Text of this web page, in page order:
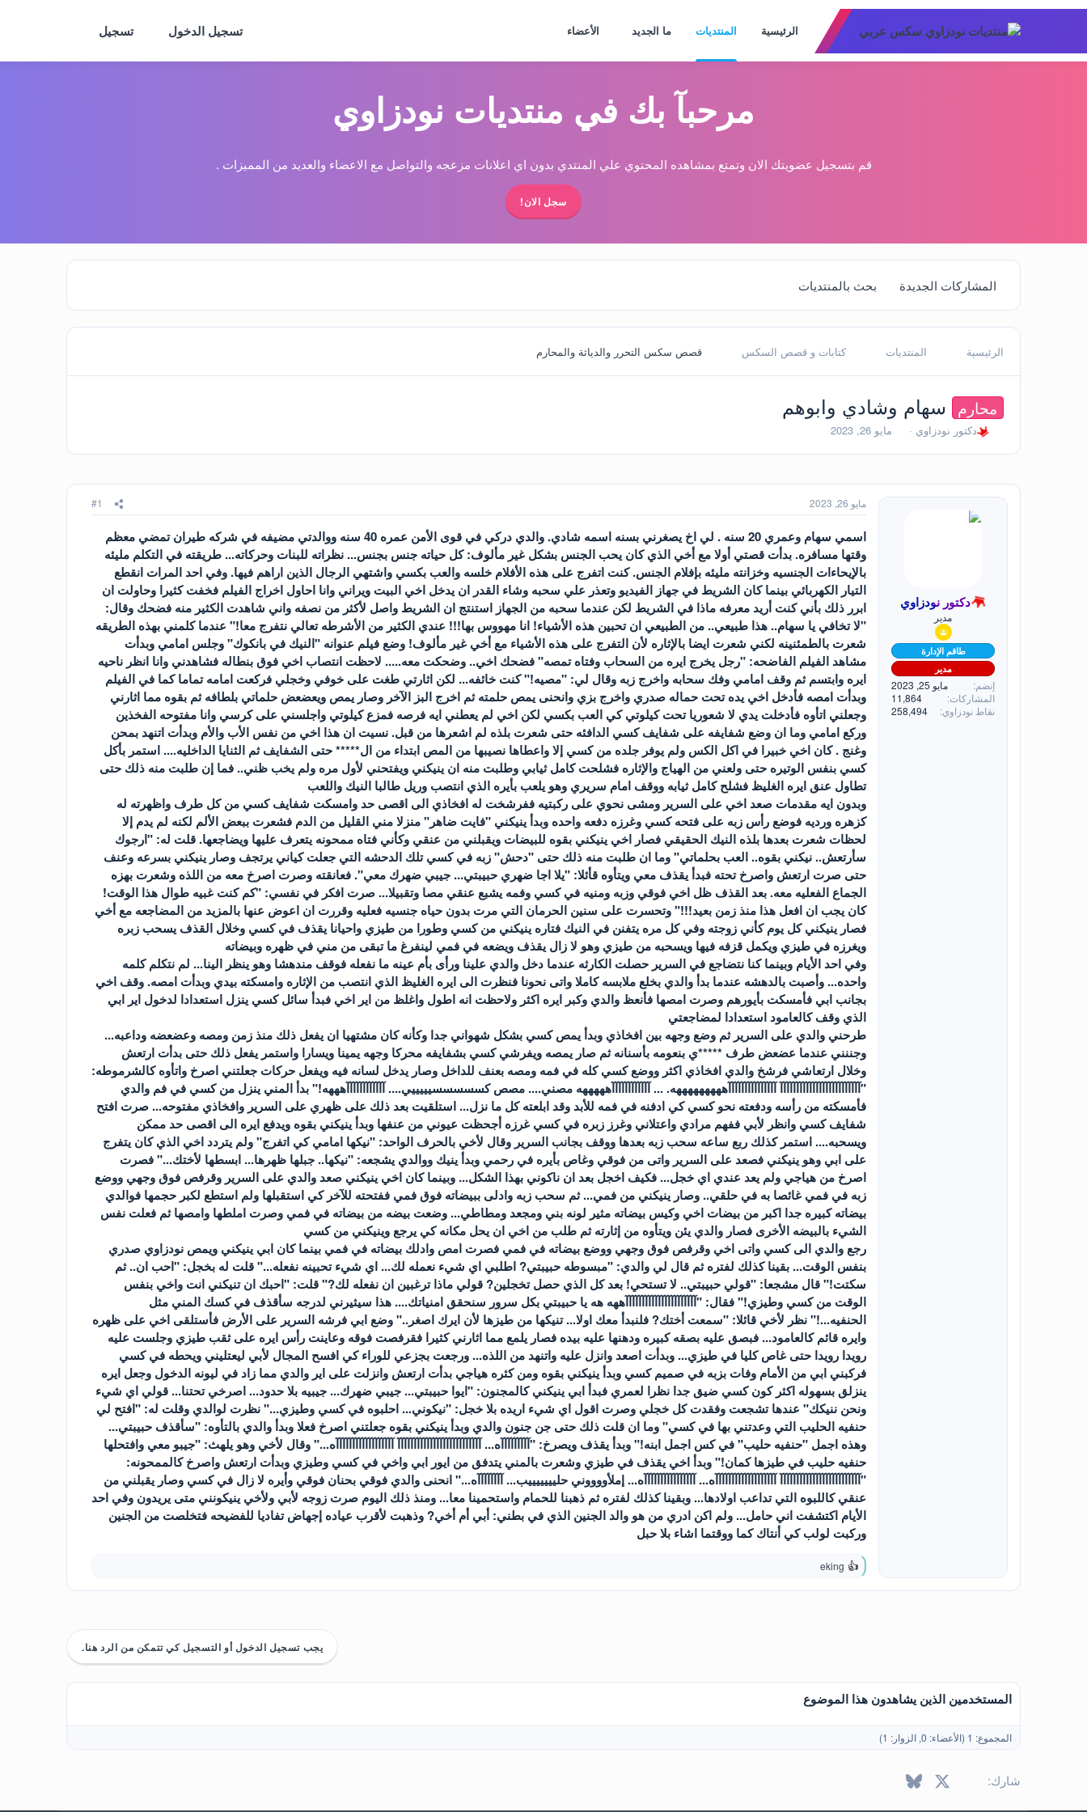
الرئيسية المنتديات ما الجديد الأعضاء تسجيل الدخول تسجيل
مرحبآ بك في منتديات نودزاوي
قم بتسجيل عضويتك الان وتمتع بمشاهده المحتوي علي المنتدي بدون اي اعلانات مزعجه والتواصل مع الاعضاء والعديد من المميزات .
سجل الان!
المشاركات الجديدة بحث بالمنتديات
الرئيسية المنتديات كتابات و قصص السكس قصص سكس التحرر والدياثة والمحارم
محارم سهام وشادي وابوهم
ب
د
ا
ل
دكتور نودزاوي
ت
ر
خ
ا
مايو 26, 2023
دكتور نودزاوي
مدير
طاقم الإدارة
مدير
إنضم
مايو 25, 2023
المشاركات
11,864
نقاط نودزاوي
258,494
مايو 26, 2023 #1
اسمي سهام وعمري 20 سنه . لي اخ يصغرني بسنه اسمه شادي. والدي دركي في قوى الأمن عمره 40 سنه ووالدتي مضيفه في شركه طيران تمضي معظم
وقتها مسافره. بدأت قصتي أولا مع أخي الذي كان يحب الجنس بشكل غير مألوف: كل حياته جنس بجنس... نظراته للبنات وحركاته... طريقته في التكلم مليئه
بالإيحاءات الجنسيه وخزانته مليئه بإفلام الجنس. كنت اتفرج على هذه الأفلام خلسه والعب بكسي واشتهي الرجال الذين اراهم فيها. وفي احد المرات انقطع
التيار الكهربائي بينما كان الشريط في جهاز الفيديو وتعذر علي سحبه وشاء القدر ان يدخل اخي البيت ويراني وانا احاول اخراج الفيلم فخفت كثيرا وحاولت ان
ابرر ذلك بأني كنت أريد معرفه ماذا في الشريط لكن عندما سحبه من الجهاز استنتج ان الشريط واصل لأكثر من نصفه واني شاهدت الكثير منه فضحك وقال:
"لا تخافي يا سهام.. هذا طبيعي.. من الطبيعي ان تحبين هذه الأشياء! انا مهووس بها!!! عندي الكثير من الأشرطه تعالي نتفرج معا!" عندما كلمني بهذه الطريقه
شعرت بالطمئنينه لكني شعرت ايضا بالإثاره لأن التفرج على هذه الأشياء مع أخي غير مألوف! وضع فيلم عنوانه "النيك في بانكوك" وجلس امامي وبدأت
مشاهد الفيلم الفاضحه: "رجل يخرج ايره من السحاب وفتاه تمصه" فضحك اخي.. وضحكت معه..... لاحظت انتصاب اخي فوق بنطاله فشاهدني وانا انظر ناحيه
ايره وابتسم ثم وقف امامي وفك سحابه واخرج زبه وقال لي: "مصيه!" كنت خائفه... لكن اثارتي طغت على خوفي وخجلي فركعت امامه تماما كما في الفيلم
وبدأت امصه فأدخل اخي يده تحت حماله صدري واخرج بزي وانحنى يمص حلمته ثم اخرج البز الآخر وصار يمص ويعضعض حلماتي بلطافه ثم بقوه مما اثارني
وجعلني اتأوه فأدخلت يدي لا شعوريا تحت كيلوتي كي العب بكسي لكن اخي لم يعطني ايه فرصه فمزع كيلوتي واجلسني على كرسي وانا مفتوحه الفخذين
وركع امامي وما ان وضع شفايفه على شفايف كسي الدافئه حتى شعرت بلذه لم اشعرها من قبل. نسيت ان هذا اخي من نفس الأب والأم وبدأت اتنهد بمحن
وغنج . كان اخي خبيرا في اكل الكس ولم يوفر جلده من كسي إلا واعطاها نصيبها من المص ابتداء من ال***** حتى الشفايف ثم الثنايا الداخليه.... استمر بأكل
كسي بنفس الوتيره حتى ولعني من الهياج والإثاره فشلحت كامل ثيابي وطلبت منه ان ينيكني ويفتحني لأول مره ولم يخب ظني.. فما إن طلبت منه ذلك حتى
تطاول عنق ايره الغليظ فشلح كامل ثيابه ووقف امام سريري وهو يلعب بأيره الذي انتصب وريل طالبا النيك واللعب
وبدون ايه مقدمات صعد اخي على السرير ومشى نحوي على ركبتيه ففرشخت له افخاذي الى اقصى حد وامسكت شفايف كسي من كل طرف واظهرته له
كزهره ورديه فوضع رأس زبه على فتحه كسي وغرزه دفعه واحده وبدأ ينيكني "فايت ضاهر" منزلا مني القليل من الدم فشعرت ببعض الألم لكنه لم يدم إلا
لحظات شعرت بعدها بلذه النيك الحقيقي فصار اخي ينيكني بقوه للبيضات ويقبلني من عنقي وكأني فتاه ممحونه يتعرف عليها ويضاجعها. قلت له: "ارجوك
سأرتعش.. نيكني بقوه.. العب بحلماتي" وما ان طلبت منه ذلك حتى "دحش" زبه في كسي تلك الدحشه التي جعلت كياني يرتجف وصار ينيكني بسرعه وعنف
حتى صرت ارتعش واصرخ تحته فبدأ يقذف معي ويتأوه قأئلا: "يلا اجا ضهري حبيبتي... جيبي ضهرك معي". فعانقته وصرت اصرخ معه من اللذه وشعرت بهزه
الجماع الفعليه معه. بعد القذف ظل اخي فوقي وزبه ومنيه في كسي وفمه يشبع عنقي مصا وتقبيلا... صرت افكر في نفسي: "كم كنت غبيه طوال هذا الوقت!
كان يجب ان افعل هذا منذ زمن بعيد!!!" وتحسرت على سنين الحرمان التي مرت بدون حياه جنسيه فعليه وقررت ان اعوض عنها بالمزيد من المضاجعه مع أخي
فصار ينيكني كل يوم كأني زوجته وفي كل مره يتفنن في النيك فتاره ينيكني من كسي وطورا من طيزي واحيانا يقذف في كسي وخلال القذف يسحب زبره
ويغرزه في طيزي ويكمل قزفه فيها ويسحبه من طيزي وهو لا زال يقذف ويضعه في فمي لينفرغ ما تبقى من مني في ظهره وبيضاته
وفي احد الأيام وبينما كنا نتضاجع في السرير حصلت الكارثه عندما دخل والدي علينا ورأى بأم عينه ما نفعله فوقف مندهشا وهو ينظر الينا... لم نتكلم كلمه
واحده... وأصبت بالدهشه عندما بدأ والدي بخلع ملابسه كاملا واتى نحونا فنظرت الى ايره الغليظ الذي انتصب من الإثاره وامسكته بيدي وبدأت امصه. وقف اخي
بجانب ابي فأمسكت بأيورهم وصرت امصها فأنعظ والدي وكبر ايره اكثر ولاحظت انه اطول واغلظ من اير اخي فبدأ سائل كسي ينزل استعدادا لدخول اير ابي
الذي وقف كالعامود استعدادا لمضاجعتي
طرحني والدي على السرير ثم وضع وجهه بين افخاذي وبدأ يمص كسي بشكل شهواني جدا وكأنه كان مشتهيا ان يفعل ذلك منذ زمن ومصه وعضعضه وداعبه...
وجننني عندما عضعض طرف *****ي بنعومه بأسنانه ثم صار يمصه ويفرشي كسي بشفايفه محركا وجهه يمينا ويسارا واستمر يفعل ذلك حتى بدأت ارتعش
وخلال ارتعاشي فرشخ والدي افخاذي اكثر ووضع كسي كله في فمه ومصه بعنف للداخل وصار يدخل لسانه فيه ويفعل حركات جعلتني اصرخ واتأوه كالشرموطه:
"آآآآآآآآآآآآآآآآآآآآآآآآآ آآآآآآآآآآآآآآآهههههههههه. ... آآآآآآآآآآآآهههههه مصني.... مصص كسسسسسيييييي.... آآآآآآآآآآآآهههه!" بدأ المني ينزل من كسي في فم والدي
فأمسكته من رأسه ودفعته نحو كسي كي ادفنه في فمه للأبد وقد ابلعته كل ما نزل... استلقيت بعد ذلك على ظهري على السرير وافخاذي مفتوحه... صرت افتح
شفايف كسي وانظر لأبي ففهم مرادي واعتلاني وغرز زبره في كسي غرزه أجحظت عيوني من عنفها وبدأ ينيكني بقوه ويدفع ايره الى اقصى حد ممكن
ويسحبه.... استمر كذلك ربع ساعه سحب زبه بعدها ووقف بجانب السرير وقال لأخي بالحرف الواحد: "نيكها امامي كي اتفرج" ولم يتردد اخي الذي كان يتفرج
على ابي وهو ينيكني فصعد على السرير واتى من فوقي وغاص بأيره في رحمي وبدأ ينيك ووالدي يشجعه: "نيكها.. جبلها ظهرها... ابسطها لأختك..." فصرت
اصرخ من هياجي ولم يعد عندي اي خجل... فكيف اخجل بعد ان ناكوني بهذا الشكل... وبينما كان اخي ينيكني صعد والدي على السرير وقرفص فوق وجهي ووضع
زبه في فمي غائصا به في حلقي.. وصار ينيكني من فمي... ثم سحب زبه وادلى ببيضاته فوق فمي ففتحته للآخر كي استقبلها ولم استطع لكبر حجمها فوالدي
بيضاته كبيره جدا اكبر من بيضات اخي وكيس بيضاته مثير لونه بني ومجعد ومطاطي... وضعت بيضه من بيضاته في فمي وصرت املطها وامصها ثم فعلت نفس
الشيء بالبيضه الأخرى فصار والدي يئن ويتأوه من إثارته ثم طلب من اخي ان يحل مكانه كي يرجع وينيكني من كسي
رجع والدي الى كسي واتى اخي وقرفص فوق وجهي ووضع بيضاته في فمي فصرت امص وادلك بيضاته في فمي بينما كان ابي ينيكني ويمص نودزاوي صدري
بنفس الوقت... بقينا كذلك لفتره ثم قال لي والدي: "مبسوطه حبيبتي? اطلبي اي شيء نعمله لك... اي شيء تحبينه نفعله..." قلت له بخجل: "احب ان.. ثم
سكتت!" قال مشجعا: "قولي حبيبتي.. لا تستحي! بعد كل الذي حصل تخجلين? قولي ماذا ترغبين ان نفعله لك?" قلت: "احبك ان تنيكني انت واخي بنفس
الوقت من كسي وطيزي!" فقال: "آآآآآآآآآآآآآآآآآآآآآآههه هه يا حبيبتي بكل سرور سنحقق امنياتك.... هذا سيثيرني لدرجه سأقذف في كسك المني مثل
الحنفيه...!" نظر لأخي قائلا: "سمعت أختك? فلنبدأ معك اولا... تنيكها من طيزها لأن ايرك اصغر.." وضع ابي فرشه السرير على الأرض فأستلقى اخي على ظهره
وايره قائم كالعامود... فبصق عليه بصقه كبيره ودهنها عليه بيده فصار يلمع مما اثارني كثيرا فقرفصت فوقه وعاينت رأس ايره على ثقب طيزي وجلست عليه
رويدا رويدا حتى غاص كليا في طيزي... وبدأت اصعد وانزل عليه واتنهد من اللذه... ورجعت بجزعي للوراء كي افسح المجال لأبي ليعتليني ويحطه في كسي
فركبني ابي من الأمام وفات بزبه في صميم كسي وبدأ ينيكني بقوه ومن كثره هياجي بدأت ارتعش وانزلت على اير والدي مما زاد في ليونه الدخول وجعل ايره
ينزلق بسهوله اكثر كون كسي ضيق جدا نظرا لعمري فبدأ ابي ينيكني كالمجنون: "ايوا حبيبتي... جيبي ضهرك... جيبيه بلا حدود... اصرخي تحتنا... قولي اي شيء
ونحن ننيكك" عندها تشجعت وفقدت كل خجلي وصرت اقول اي شيء اريده بلا خجل: "نيكوني... احلبوه في كسي وطيزي..." نظرت لوالدي وقلت له: "افتح لي
حنفيه الحليب التي وعدتني بها في كسي" وما ان قلت ذلك حتى جن جنون والدي وبدأ ينيكني بقوه جعلتني اصرخ فعلا وبدأ والدي بالتأوه: "سأقذف حبيبتي...
وهذه اجمل "حنفيه حليب" في كس اجمل ابنه!" وبدأ يقذف ويصرخ: "آآآآآآآآآه... آآآآآآآآآآآآآآآآآآآآآآآآآآ آآآآآآآآآآآآآآآآآآه..." وقال لأخي وهو يلهث: "جيبو معي وافتحلها
حنفيه حليب في طيزها كمان!" وبدأ اخي يقذف في طيزي وشعرت بالمني يتدفق من ايور ابي واخي في كسي وطيزي وبدأت ارتعش واصرخ كالممحونه:
"آآآآآآآآآآآآآآآآآآآآآآآآآ آآآآآآآآآآآآآآآآآآآه... آآآآآآآآآآآآآآآآه... إملأووووني حليييييييب... آآآآآآآآه..." انحنى والدي فوقي بحنان فوقي وأيره لا زال في كسي وصار يقبلني من
عنقي كاللبوه التي تداعب اولادها... وبقينا كذلك لفتره ثم ذهبنا للحمام واستحمينا معا... ومنذ ذلك اليوم صرت زوجه لأبي ولأخي ينيكونني متى يريدون وفي احد
الأيام اكتشفت اني حامل... ولم اكن ادري من هو والد الجنين الذي في بطني: أبي أم أخي? وذهبت لأقرب عياده إجهاض تفاديا للفضيحه فتخلصت من الجنين
وركبت لولب كي أنتاك كما ووقتما اشاء بلا حبل
eking
يجب تسجيل الدخول أو التسجيل كي تتمكن من الرد هنا.
المستخدمين الذين يشاهدون هذا الموضوع
المجموع: 1 (الأعضاء: 0, الزوار: 1)
شارك: فيسبوك Bluesky